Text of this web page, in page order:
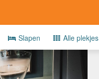
Slapen Alle plekjes